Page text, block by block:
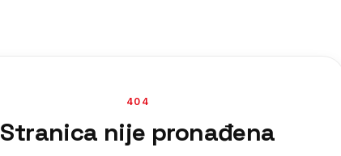
404
Stranica nije pronađena